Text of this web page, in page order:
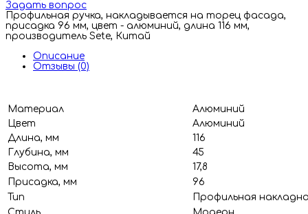
Задать вопрос
Профильная ручка, накладывается на торец фасада,
присадка 96 мм, цвет - алюминий, длина 116 мм,
производитель Sete, Китай
Описание
Отзывы (0)
Материал
Алюминий
Цвет
Алюминий
Длина, мм
116
Глубина, мм
45
Высота, мм
17,8
Присадка, мм
96
Тип
Профильная
Стиль
Модерн